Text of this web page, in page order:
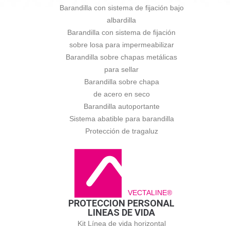
Barandilla con sistema de fijación bajo
albardilla
Barandilla con sistema de fijación
sobre losa para impermeabilizar
Barandilla sobre chapas metálicas
para sellar
Barandilla sobre chapa
de acero en seco
Barandilla autoportante
Sistema abatible para barandilla
Protección de tragaluz
VECTALINE®
PROTECCION PERSONAL
LINEAS DE VIDA
Kit Línea de vida horizontal